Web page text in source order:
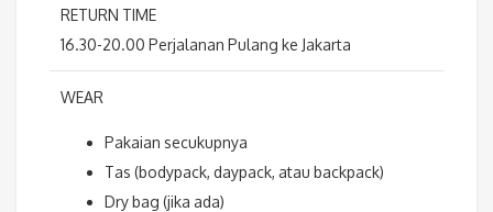
RETURN TIME
16.30-20.00 Perjalanan Pulang ke Jakarta
WEAR
Pakaian secukupnya
Tas (bodypack, daypack, atau backpack)
Dry bag (jika ada)